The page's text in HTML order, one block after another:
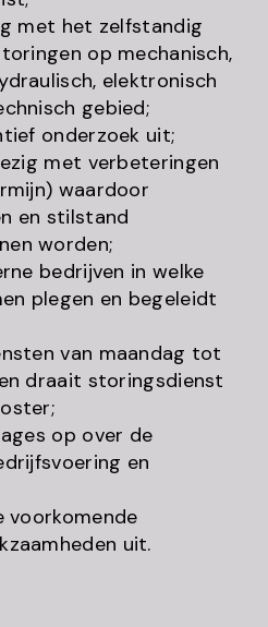
met het zelfstandig
op mechanisch,
elektronisch
gebied;
onderzoek uit;
met verbeteringen
waardoor
en stilstand
worden;
bedrijven in welke
plegen en begeleidt
van maandag tot
draait storingsdienst
op over de
en
voorkomende
uit.